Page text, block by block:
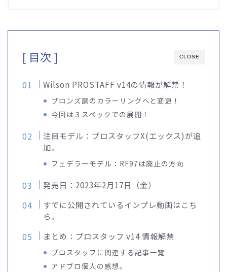
CLOSE
[ 目次 ]
Wilson PROSTAFF v14の情報が解禁！
ブロンズ調のカラーリングへと変更！
今回は３スペックでの展開！
注目モデル：プロスタッフX(エックス)が追
加。
フェデラーモデル：RF97は廃止の方向
発売日：2023年2月17日（金）
すでに公開されているインプレ動画はこち
ら。
まとめ：プロスタッフ v14 情報解禁
プロスタッフに関連する記事一覧
アドブロ個人の感想。